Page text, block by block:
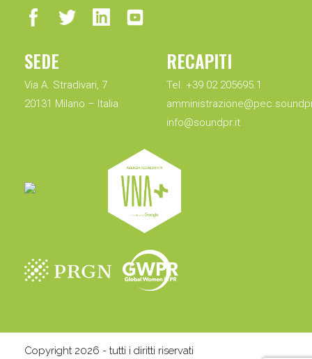
SEDE
Via A. Stradivari, 7
20131 Milano – Italia
RECAPITI
Tel. +39 02 205695.1
info@soundpr.it
Copyright 2026 - tutti i diritti riservati